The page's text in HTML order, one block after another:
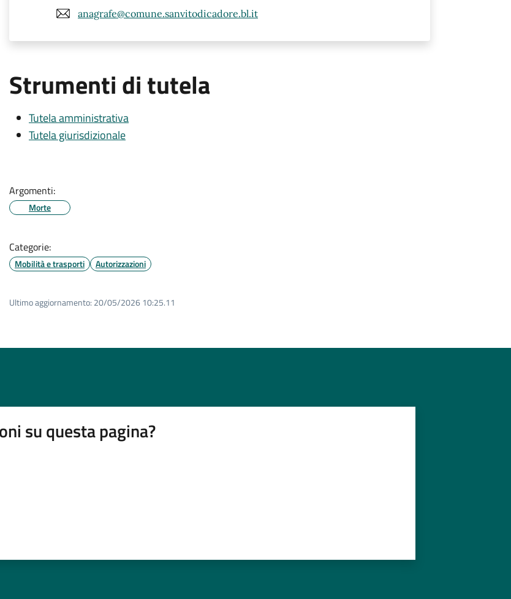
anagrafe@comune.sanvitodicadore.bl.it
Strumenti di tutela
Tutela amministrativa
Tutela giurisdizionale
Argomenti:
Morte
Categorie:
Mobilità e trasporti Autorizzazioni
Ultimo aggiornamento: 20/05/2026 10:25.11
su questa pagina?